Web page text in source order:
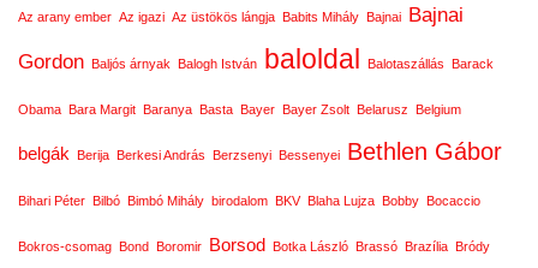
Az arany ember Az igazi Az üstökös lángja Babits Mihály Bajnai Bajnai
Gordon Baljós árnyak Balogh István baloldal Balotaszállás Barack
Obama Bara Margit Baranya Basta Bayer Bayer Zsolt Belarusz Belgium
belgák Berija Berkesi András Berzsenyi Bessenyei Bethlen Gábor
Bihari Péter Bilbó Bimbó Mihály birodalom BKV Blaha Lujza Bobby Bocaccio
Bokros-csomag Bond Boromir Borsod Botka László Brassó Brazília Bródy